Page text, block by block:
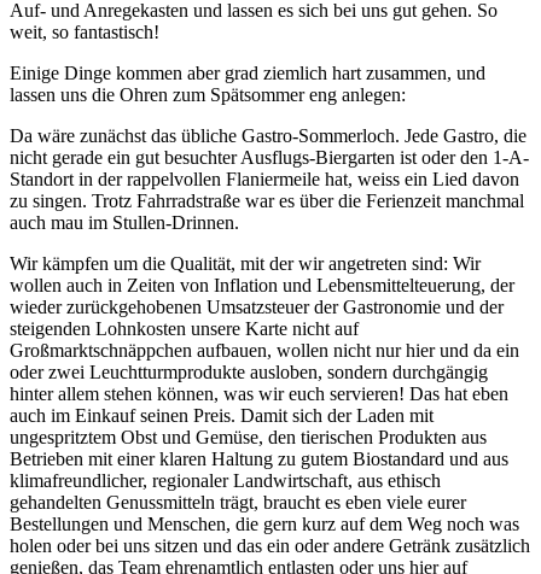
Auf- und Anregekasten und lassen es sich bei uns gut gehen. So
weit, so fantastisch!
Einige Dinge kommen aber grad ziemlich hart zusammen, und
lassen uns die Ohren zum Spätsommer eng anlegen:
Da wäre zunächst das übliche Gastro-Sommerloch. Jede Gastro, die
nicht gerade ein gut besuchter Ausflugs-Biergarten ist oder den 1-A-
Standort in der rappelvollen Flaniermeile hat, weiss ein Lied davon
zu singen. Trotz Fahrradstraße war es über die Ferienzeit manchmal
auch mau im Stullen-Drinnen.
Wir kämpfen um die Qualität, mit der wir angetreten sind: Wir
wollen auch in Zeiten von Inflation und Lebensmittelteuerung, der
wieder zurückgehobenen Umsatzsteuer der Gastronomie und der
steigenden Lohnkosten unsere Karte nicht auf
Großmarktschnäppchen aufbauen, wollen nicht nur hier und da ein
oder zwei Leuchtturmprodukte ausloben, sondern durchgängig
hinter allem stehen können, was wir euch servieren! Das hat eben
auch im Einkauf seinen Preis. Damit sich der Laden mit
ungespritztem Obst und Gemüse, den tierischen Produkten aus
Betrieben mit einer klaren Haltung zu gutem Biostandard und aus
klimafreundlicher, regionaler Landwirtschaft, aus ethisch
gehandelten Genussmitteln trägt, braucht es eben viele eurer
Bestellungen und Menschen, die gern kurz auf dem Weg noch was
holen oder bei uns sitzen und das ein oder andere Getränk zusätzlich
genießen, das Team ehrenamtlich entlasten oder uns hier auf